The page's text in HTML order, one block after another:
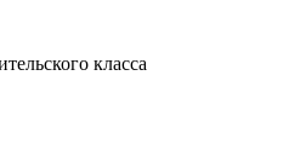
класса